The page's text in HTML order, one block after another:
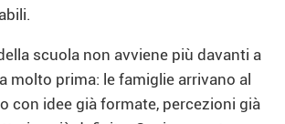
scuola non avviene più davanti a
molto prima: le famiglie arrivano al
con idee già formate, percezioni già